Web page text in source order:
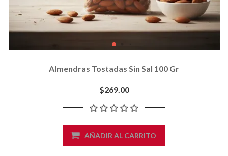
Almendras Tostadas Sin Sal 100 Gr
$269.00
AÑADIR AL CARRITO